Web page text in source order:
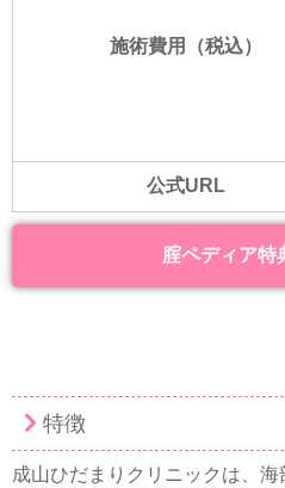
施術費用（税込）
公式URL
腟ペディア特
特徴
成山ひだまりクリニックは、